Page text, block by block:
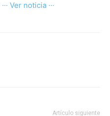
··· Ver noticia ···
Artículo siguiente